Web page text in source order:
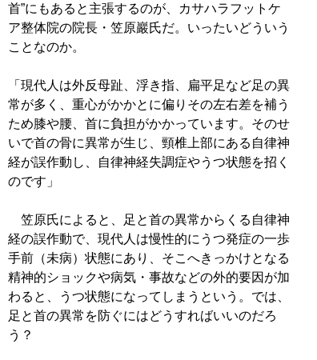
首”にもあると主張するのが、カサハラフットケ
ア整体院の院長・笠原巖氏だ。いったいどういう
ことなのか。
「現代人は外反母趾、浮き指、扁平足など足の異
常が多く、重心がかかとに偏りその左右差を補う
ため膝や腰、首に負担がかかっています。そのせ
いで首の骨に異常が生じ、頸椎上部にある自律神
経が誤作動し、自律神経失調症やうつ状態を招く
のです」
笠原氏によると、足と首の異常からくる自律神
経の誤作動で、現代人は慢性的にうつ発症の一歩
手前（未病）状態にあり、そこへきっかけとなる
精神的ショックや病気・事故などの外的要因が加
わると、うつ状態になってしまうという。では、
足と首の異常を防ぐにはどうすればいいのだろ
う？